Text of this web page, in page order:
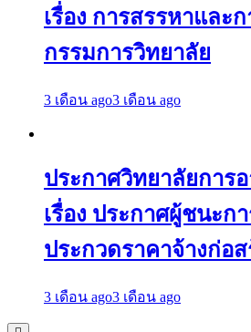
เรื่อง การสรรหาและ
กรรมการวิทยาลัย
3 เดือน ago3 เดือน ago
ประกาศวิทยาลัยการ
เรื่อง ประกาศผู้ชนะก
ประกวดราคาจ้างก่อส
3 เดือน ago3 เดือน ago